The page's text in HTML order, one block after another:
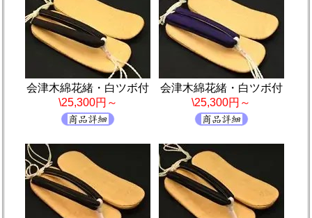
会津木綿花緒・白ツボ付
\25,300円～
会津木綿花緒・白ツボ付
\25,300円～